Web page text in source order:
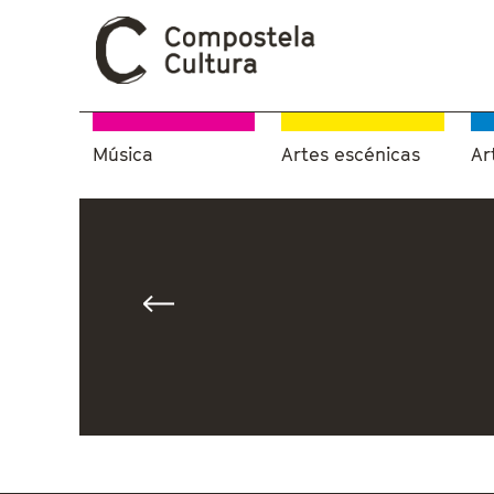
Música Artes escénicas